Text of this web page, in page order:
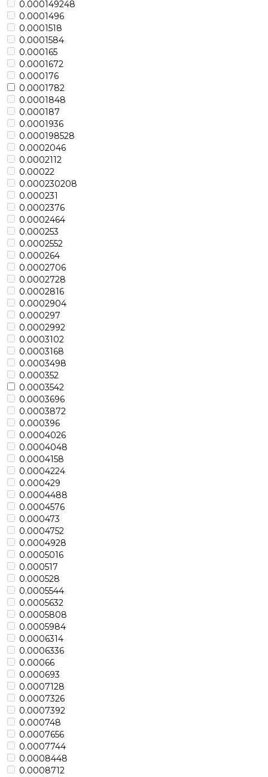
0.000149248
0.0001496
0.0001518
0.0001584
0.000165
0.0001672
0.000176
0.0001782
0.0001848
0.000187
0.0001936
0.000198528
0.0002046
0.0002112
0.00022
0.000230208
0.000231
0.0002376
0.0002464
0.000253
0.0002552
0.000264
0.0002706
0.0002728
0.0002816
0.0002904
0.000297
0.0002992
0.0003102
0.0003168
0.0003498
0.000352
0.0003542
0.0003696
0.0003872
0.000396
0.0004026
0.0004048
0.0004158
0.0004224
0.000429
0.0004488
0.0004576
0.000473
0.0004752
0.0004928
0.0005016
0.000517
0.000528
0.0005544
0.0005632
0.0005808
0.0005984
0.0006314
0.0006336
0.00066
0.000693
0.0007128
0.0007326
0.0007392
0.000748
0.0007656
0.0007744
0.0008448
0.0008712